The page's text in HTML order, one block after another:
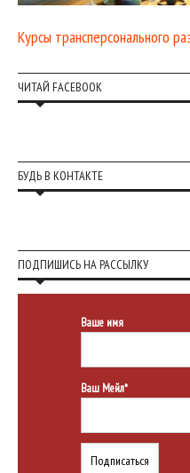
Курсы трансперсонального
ЧИТАЙ FACEBOOK
БУДЬ В КОНТАКТЕ
ПОДПИШИСЬ НА РАССЫЛКУ
Ваше имя
Ваш Мейл*